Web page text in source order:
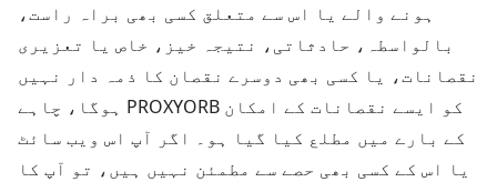
ہونے والے یا اس سے متعلق کسی بھی براہ راست،
بالواسطہ، حادثاتی، نتیجہ خیز، خاص یا تعزیری
نقصانات، یا کسی بھی دوسرے نقصان کا ذمہ دار نہیں
ہوگا، چاہے PROXYORB کو ایسے نقصانات کے امکان
کے بارے میں مطلع کیا گیا ہو۔ اگر آپ اس ویب سائٹ
یا اس کے کسی بھی حصے سے مطمئن نہیں ہیں، تو آپ کا